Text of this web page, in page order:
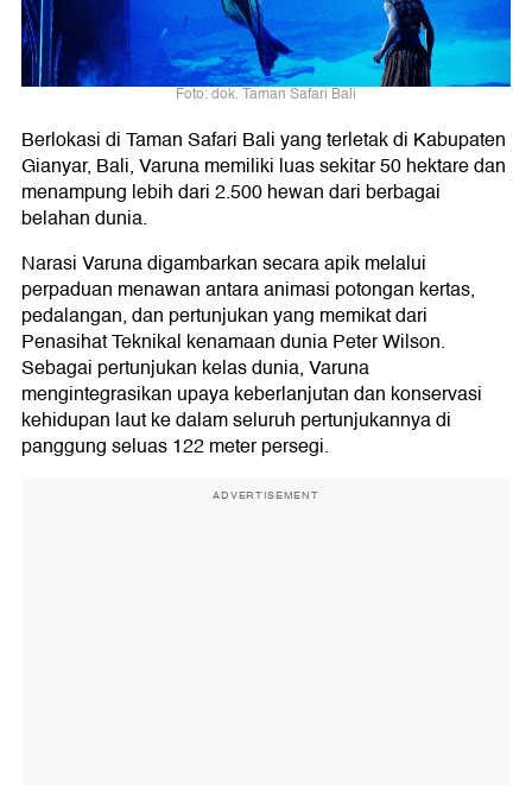
Foto: dok. Taman Safari Bali
Berlokasi di Taman Safari Bali yang terletak di Kabupaten
Gianyar, Bali, Varuna memiliki luas sekitar 50 hektare dan
menampung lebih dari 2.500 hewan dari berbagai
belahan dunia.
Narasi Varuna digambarkan secara apik melalui
perpaduan menawan antara animasi potongan kertas,
pedalangan, dan pertunjukan yang memikat dari
Penasihat Teknikal kenamaan dunia Peter Wilson.
Sebagai pertunjukan kelas dunia, Varuna
mengintegrasikan upaya keberlanjutan dan konservasi
kehidupan laut ke dalam seluruh pertunjukannya di
panggung seluas 122 meter persegi.
ADVERTISEMENT